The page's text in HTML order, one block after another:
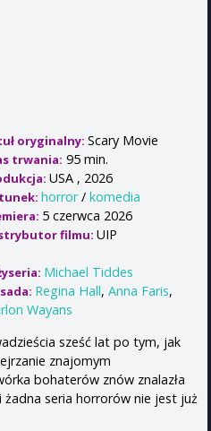
oryginalny: Scary Movie
trwania: 95 min.
USA , 2026
horror/ komedia
5 czerwca 2026
filmu: UIP
Michael Tiddes
Regina Hall, Anna Faris,
Wayans
sześć lat po tym, jak
znajomym
bohaterów znów znalazła
seria horrorów nie jest już